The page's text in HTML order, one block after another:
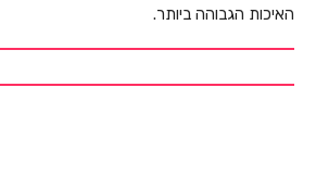
האיכות הגבוהה ביותר.